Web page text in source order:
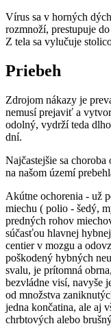
Vírus sa v horných
rozmnoží, prestupuje
Z tela sa vylučuje
Priebeh
Zdrojom nákazy je
nemusí prejaviť a
odolný, vydrží teda
dní.
Najčastejšie sa
na našom území
Akútne ochorenia - už
miechu ( polio - šedý,
predných rohov
súčasťou hlavnej
centier v mozgu a
poškodený hybných
svalu, je prítomná
bezvládne visí, navyše
od množstva
jedna končatina, ale aj
chrbtových alebo